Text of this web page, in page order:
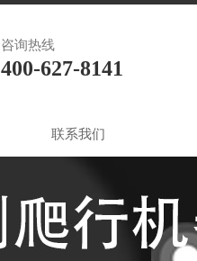
咨询热线
400-627-8141
联系我们